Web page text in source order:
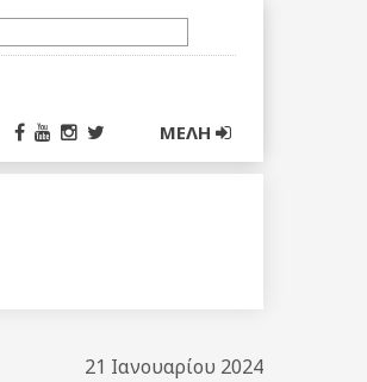
ΜΕΛΗ
21 Ιανουαρίου 2024